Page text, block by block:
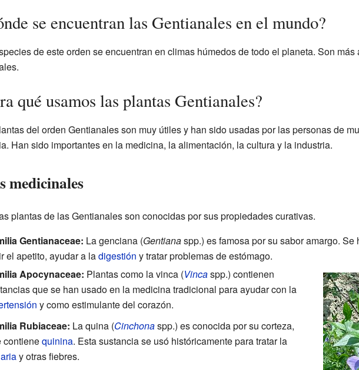
se encuentran las Gentianales en el mundo?
de este orden se encuentran en climas húmedos de todo el planeta. Son
qué usamos las plantas Gentianales?
del orden Gentianales son muy útiles y han sido usadas por las personas de
Han sido importantes en la medicina, la alimentación, la cultura y la industria.
medicinales
plantas de las Gentianales son conocidas por sus propiedades curativas.
Gentianaceae: La genciana (Gentianaspp.) es famosa por su sabor amargo.
el apetito, ayudar a ladigestión y tratar problemas de estómago.
Apocynaceae: Plantas como la vinca (Vincaspp.) contienen
que se han usado en la medicina tradicional para ayudar con la
y como estimulante del corazón.
Rubiaceae: La quina (Cinchonaspp.) es conocida por su corteza,
contienequinina. Esta sustancia se usó históricamente para tratar la
y otras fiebres.